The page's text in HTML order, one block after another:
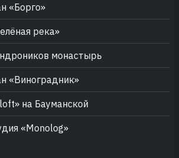
«Борго»
река»
монастырь
«Виноградник»
на Бауманской
«Monolog»